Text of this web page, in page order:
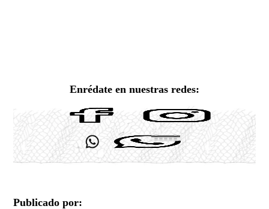
Enrédate en nuestras redes:
Publicado por: